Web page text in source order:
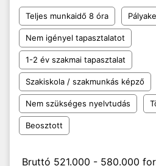
Teljes munkaidő 8 óra
Nem igényel tapasztalatot
1-2 év szakmai tapasztalat
Szakiskola / szakmunkás képző
Nem szükséges nyelvtudás
Beosztott
Bruttó 521.000 - 580.000